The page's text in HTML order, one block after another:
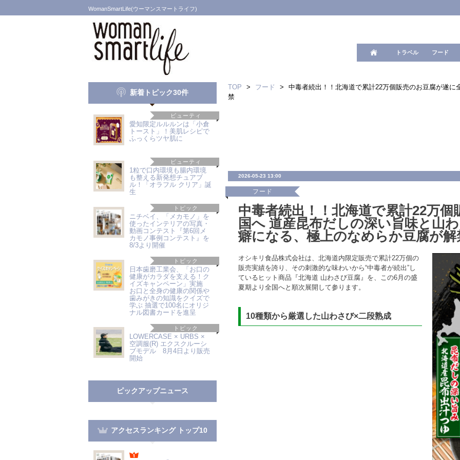
WomanSmartLife(ウーマンスマートライフ)
トラベル フード
新着トピック30件
ビューティ
愛知限定ルルルンは「小倉
トースト」！美肌レシピで
ふっくらツヤ肌に
ビューティ
1粒で口内環境も腸内環境
も整える新発想チュアブ
ル！「オラフル クリア」誕
生
トピック
ニチベイ、「メカモノ」を
使ったインテリアの写真・
動画コンテスト『第6回メ
カモノ事例コンテスト』を
8/3より開催
トピック
日本歯磨工業会、「お口の
健康がカラダを支える！ク
イズキャンペーン」実施
お口と全身の健康の関係や
歯みがきの知識をクイズで
学ぶ 抽選で100名にオリジ
ナル図書カードを進呈
トピック
LOWERCASE × URBS ×
空調服(R) エクスクルーシ
ブモデル 8月4日より販売
開始
ピックアップニュース
アクセスランキング トップ10
TOP > フード >
中毒者続出！！北海道で累計22万個販売のお豆腐が遂
禁
2026-05-23 13:00
フード
中毒者続出！！北海道で累計22万
国へ 道産昆布だしの深い旨味と山
癖になる、極上のなめらか豆腐が解
オシキリ食品株式会社は、北海道内限定販売で累計22万個の
販売実績を誇り、その刺激的な味わいから“中毒者が続出”し
ているヒット商品『北海道 山わさび豆腐』を、この6月の盛
夏期より全国へと順次展開して参ります。
10種類から厳選した山わさび×二段熟成